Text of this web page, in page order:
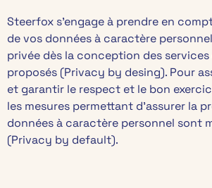
Steerfox s’engage à prendre en
de vos données à caractère
privée dès la conception des
proposés (Privacy by desing). Pour
et garantir le respect et le bon
les mesures permettant d’assurer la
données à caractère personnel sont
(Privacy by default).